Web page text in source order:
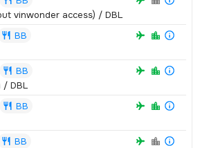
vinwonder access) / DBL
BB
BB
/ DBL
BB
BB